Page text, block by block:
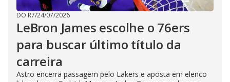
DO R7/24/07/2026
LeBron James escolhe o 76ers
para buscar último título da
carreira
Astro encerra passagem pelo Lakers e aposta em elenco